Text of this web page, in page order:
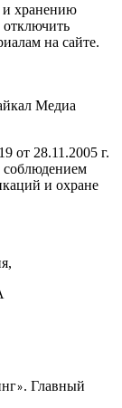
и хранению
на сайте.
Медиа
28.11.2005 г.
соблюдением
и охране
». Главный